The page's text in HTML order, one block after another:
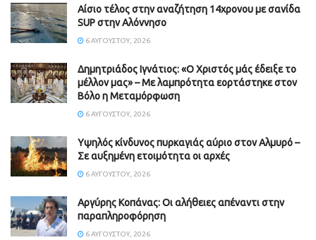
Αίσιο τέλος στην αναζήτηση 14χρονου με σανίδα
SUP στην Αλόννησο
6 ΑΥΓΟΎΣΤΟΥ, 2026
Δημητριάδος Ιγνάτιος: «Ο Χριστός μάς έδειξε το
μέλλον μας» – Με λαμπρότητα εορτάστηκε στον
Βόλο η Μεταμόρφωση
6 ΑΥΓΟΎΣΤΟΥ, 2026
Υψηλός κίνδυνος πυρκαγιάς αύριο στον Αλμυρό –
Σε αυξημένη ετοιμότητα οι αρχές
6 ΑΥΓΟΎΣΤΟΥ, 2026
Aργύρης Κοπάνας: Οι αλήθειες απέναντι στην
παραπληροφόρηση
6 ΑΥΓΟΎΣΤΟΥ, 2026